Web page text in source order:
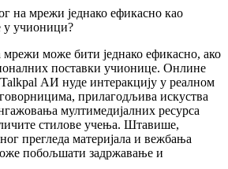
на мрежи једнако ефикасно као
у учионици?
мрежи може бити једнако ефикасно, ако
поставки учионице. Онлине
АИ нуде интеракцију у реалном
прилагодљива искуства
мултимедијалних ресурса
стилове учења. Штавише,
прегледа материјала и вежбања
побољшати задржавање и